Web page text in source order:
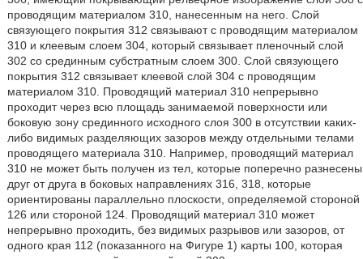
проводящим материалом 310, нанесенным на него. Слой
связующего покрытия 312 связывают с проводящим материалом
310 и клеевым слоем 304, который связывает пленочный слой
302 со срединным субстратным слоем 300. Слой связующего
покрытия 312 связывает клеевой слой 304 с проводящим
материалом 310. Проводящий материал 310 непрерывно
проходит через всю площадь занимаемой поверхности или
боковую зону срединного исходного слоя 300 в отсутствии каких-
либо видимых разделяющих зазоров между отдельными телами
проводящего материала 310. Например, проводящий материал
310 не может быть получен из тел, которые поперечно разнесены
друг от друга в боковых направлениях 316, 318, которые
ориентированы параллельно плоскости, определяемой стороной
126 или стороной 124. Проводящий материал 310 может
непрерывно проходить, без видимых разрывов или зазоров, от
одного края 112 (показанного на Фигуре 1) карты 100, которая